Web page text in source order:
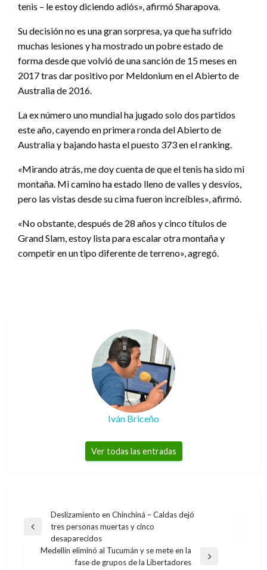
tenis – le estoy diciendo adiós», afirmó Sharapova.
Su decisión no es una gran sorpresa, ya que ha sufrido
muchas lesiones y ha mostrado un pobre estado de
forma desde que volvió de una sanción de 15 meses en
2017 tras dar positivo por Meldonium en el Abierto de
Australia de 2016.
La ex número uno mundial ha jugado solo dos partidos
este año, cayendo en primera ronda del Abierto de
Australia y bajando hasta el puesto 373 en el ranking.
«Mirando atrás, me doy cuenta de que el tenis ha sido mi
montaña. Mi camino ha estado lleno de valles y desvíos,
pero las vistas desde su cima fueron increíbles», afirmó.
«No obstante, después de 28 años y cinco títulos de
Grand Slam, estoy lista para escalar otra montaña y
competir en un tipo diferente de terreno», agregó.
Iván Briceño
Ver todas las entradas
Navegación
de
entradas
Entrada
Deslizamiento en Chinchiná – Caldas dejó
tres personas muertas y cinco
desaparecidos
Medellín eliminó al Tucumán y se mete en la
fase de grupos de la Libertadores